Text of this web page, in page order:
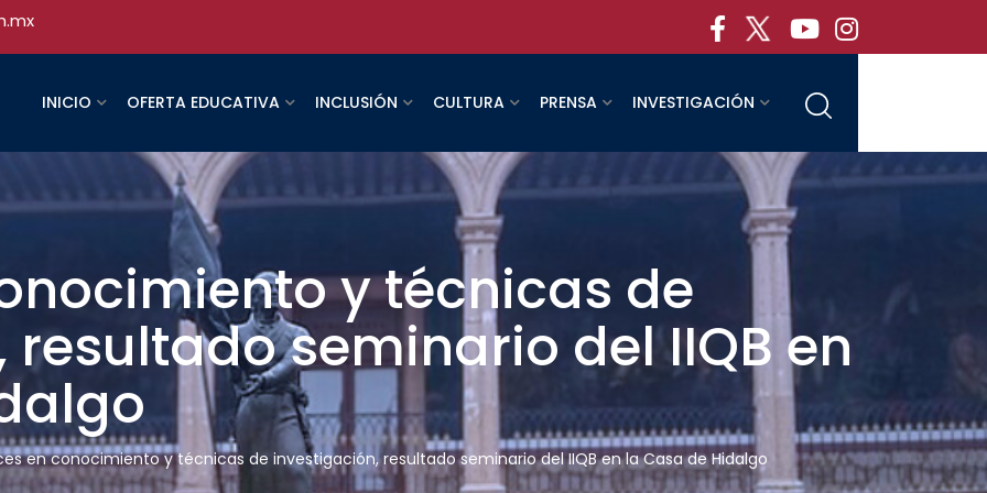
INICIO OFERTA EDUCATIVA INCLUSIÓN CULTURA PRENSA INVESTIGACIÓN
y técnicas de
seminario del IIQB en
en conocimiento y técnicas de investigación, resultado seminario del IIQB en la Casa de Hidalgo